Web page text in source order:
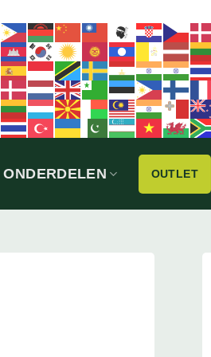
ONDERDELEN OUTLET